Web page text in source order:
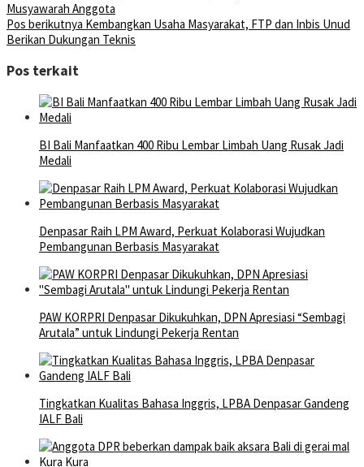
Musyawarah Anggota
Pos berikutnya Kembangkan Usaha Masyarakat, FTP dan Inbis Unud
Berikan Dukungan Teknis
Pos terkait
BI Bali Manfaatkan 400 Ribu Lembar Limbah Uang Rusak Jadi
Medali
Denpasar Raih LPM Award, Perkuat Kolaborasi Wujudkan
Pembangunan Berbasis Masyarakat
PAW KORPRI Denpasar Dikukuhkan, DPN Apresiasi “Sembagi
Arutala” untuk Lindungi Pekerja Rentan
Tingkatkan Kualitas Bahasa Inggris, LPBA Denpasar Gandeng
IALF Bali